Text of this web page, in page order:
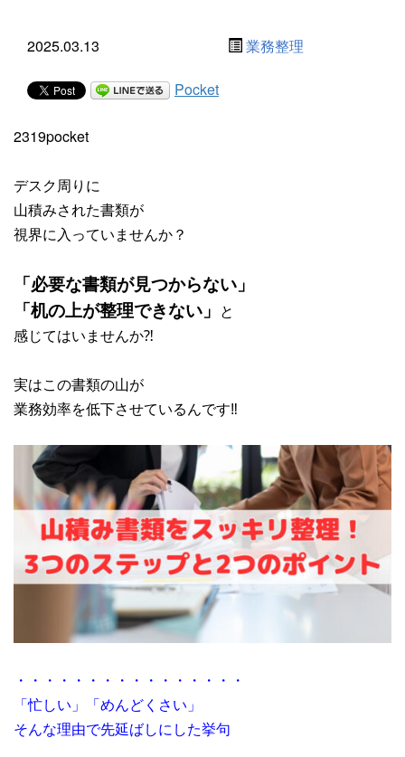
2025.03.13 業務整理
Pocket
2319pocket
デスク周りに
山積みされた書類が
視界に入っていませんか？
「必要な書類が見つからない」
「机の上が整理できない」 と
感じてはいませんか⁈
実はこの書類の山が
業務効率を低下させているんです‼
・・・・・・・・・・・・・・・・
「忙しい」「めんどくさい」
そんな理由で先延ばしにした挙句